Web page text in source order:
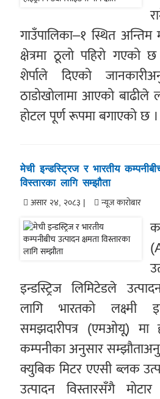
गाउँपालिका–१ स्थित अन्तिम
क्षेत्रमा ठूलो पहिरो गएको
शेर्पाले दिएको
ठाडोखोलामा आएको बाढीले
होटल पूर्ण रूपमा बगाएको छ
मेची इन्डस्ट्रिज र भारतीय
विस्तारका लागि सम्झौता
असार २४, २०८३ | न्यूज काराेबार
इन्डस्ट्रिज लिमिटेडले
लागि भारतको लक्ष्मी
समझदारीपत्र (एमओयू) मा
कम्पनीका अनुसार
क्युबिक मिटर एएसी ब्लक
उत्पादन विस्तारसँगै